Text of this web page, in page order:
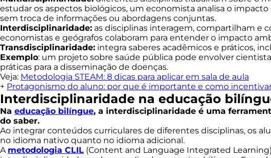
estudar os aspectos biológicos, um economista analisa o
sem troca de informações ou abordagens conjuntas.
Interdisciplinaridade: as disciplinas interagem, compartilham e
economistas e geógrafos colaboram para entender o impacto
Transdisciplinaridade: integra saberes acadêmicos e práticos,
Exemplo: um projeto sobre saúde pública pode envolver
práticas para a disseminação de doenças.
Veja: Metodologia STEAM: 8 dicas para aplicar em sala de aula
+ Protagonismo do aluno: por que é importante e como
Interdisciplinaridade na educação
Na educação bilíngue, a interdisciplinaridade é uma
do saber.
Ao integrar conteúdos curriculares de diferentes disciplinas, os
no idioma nativo quanto no idioma adicional.
A metodologia CLIL (Content and Language Integrated